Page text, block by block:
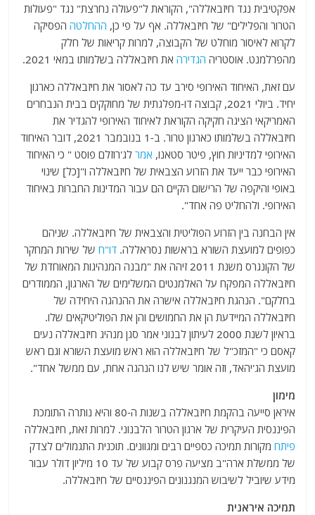
אפקטיבית נגד חיזבאללה", הקוראת ל"פעולה נחרצת" נגד "פעולות
הטרור והפלילים" של חיזבאללה. אף על פי כן, ההחלטה הפסיקה
לקרוא לאיסור מוחלט של הקבוצה, למרות קריאות של חלק
מהפרלמנט. אוסטריה הגדירה את חיזבאללה בשלמותו במאי 2021.
עם זאת, האיחוד האירופי סירב עד כה לאסור את חיזבאללה כארגון
יחיד. ביולי 2021, קבוצה דו-מפלגתית של מחוקקים בבית הנבחרים
האמריקאי הציגה חקיקה הקוראת לאיחוד האירופי להגדיר את
חיזבאללה בשלמותו כארגון טרור. ב-1 בנובמבר 2021, דובר האיחוד
האירופי למדיניות חוץ, פיטר סטאנו, אמר לג'רוזלם פוסט " כי האיחוד
האירופי כבר ייעד את הזרוע הצבאית של חיזבאללה ו"[כל] שינוי
באופי והיקפה של הרישום הקיים הם עבור המדינות החברות באיחוד
האירופי. ולהחליט פה אחד".
אין הבחנה בין הזרוע הפוליטית והצבאית של חיזבאללה. שניהם
כפופים למועצת השורא בראשות נסראללה.דו"ח של שירות המחקר
של הקונגרס משנת 2011 זיהה את "מבנה המנהיגות המאוחדת של
חיזבאללה המפקח על האלמנטים המשלימים של הארגון, הממודרים
בחלקם". הנהגת חיזבאללה אישרה את ההנהגה היחידה של
חיזבאללה המיידעת הן את החמושים והן את הפוליטיקאים שלו.
בראיון לשנת 2000 לעיתון לבנוני אמר סגן מנהיג חיזבאללה נעים
קאסם כי "המזכ"ל של חיזבאללה הוא ראש מועצת השורא וגם ראש
מועצת הג'יהאד, וזה אומר שיש לנו הנהגה אחת, עם ממשל אחד".
מימון
איראן סייעה בהקמת חיזבאללה בשנות ה-80 והיא נותרה התומכת
הפיננסית העיקרית של ארגון הטרור הלבנוני. למרות זאת, חיזבאללה
פיתח מקורות תמיכה כספיים רבים ומגוונים. תוכנית התגמולים לצדק
של ממשלת ארה"ב מציעה פרס קבוע של עד 10 מיליון דולר עבור
מידע שיוביל לשיבוש המנגנונים הפיננסיים של חיזבאללה.
תמיכה איראנית